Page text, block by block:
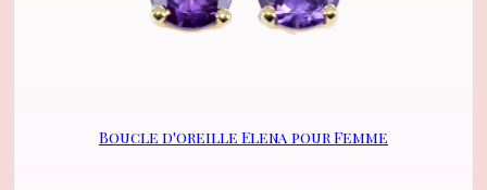
Boucle d'oreille Elena pour Femme